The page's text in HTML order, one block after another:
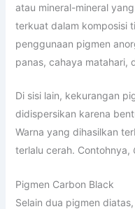
atau mineral-mineral
terkuat dalam komposisi
penggunaan pigmen
panas, cahaya matahari,
Di sisi lain, kekurangan
didispersikan karena
Warna yang dihasilkan
terlalu cerah. Contohnya,
Pigmen Carbon Black
Selain dua pigmen